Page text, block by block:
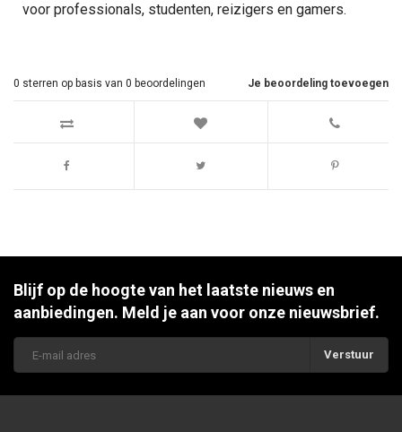
voor professionals, studenten, reizigers en gamers.
Je beoordeling toevoegen
0 sterren op basis van 0 beoordelingen
Blijf op de hoogte van het laatste nieuws en
aanbiedingen. Meld je aan voor onze nieuwsbrief.
Verstuur